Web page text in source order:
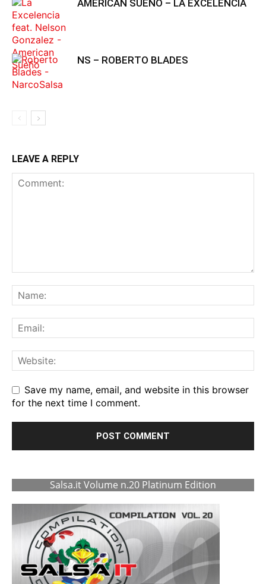
AMERICAN SUEÑO – LA EXCELENCIA
NS – ROBERTO BLADES
LEAVE A REPLY
Save my name, email, and website in this browser
for the next time I comment.
Salsa.it Volume n.20 Platinum Edition